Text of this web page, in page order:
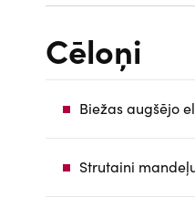
Cēloņi
Biežas augšējo
Strutaini